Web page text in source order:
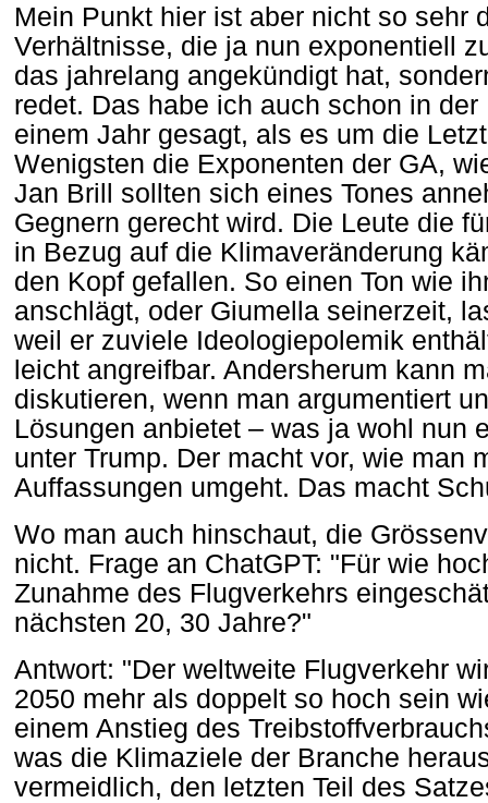
Mein Punkt hier ist aber nicht so sehr
Verhältnisse, die ja nun exponentiell
das jahrelang angekündigt hat,
redet. Das habe ich auch schon in
einem Jahr gesagt, als es um die
Wenigsten die Exponenten der GA,
Jan Brill sollten sich eines Tones
Gegnern gerecht wird. Die Leute die
in Bezug auf die Klimaveränderung
den Kopf gefallen. So einen Ton wie
anschlägt, oder Giumella seinerzeit,
weil er zuviele Ideologiepolemik
leicht angreifbar. Andersherum kann
diskutieren, wenn man argumentiert
Lösungen anbietet – was ja wohl nun
unter Trump. Der macht vor, wie man
Auffassungen umgeht. Das macht
Wo man auch hinschaut, die
nicht. Frage an ChatGPT: "Für wie
Zunahme des Flugverkehrs
nächsten 20, 30 Jahre?"
Antwort: "Der weltweite Flugverkehr
2050 mehr als doppelt so hoch sein
einem Anstieg des
was die Klimaziele der Branche
vermeidlich, den letzten Teil des